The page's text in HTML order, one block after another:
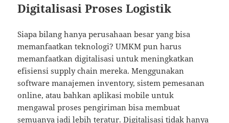
Digitalisasi Proses Logistik
Siapa bilang hanya perusahaan besar yang bisa
memanfaatkan teknologi? UMKM pun harus
memanfaatkan digitalisasi untuk meningkatkan
efisiensi supply chain mereka. Menggunakan
software manajemen inventory, sistem pemesanan
online, atau bahkan aplikasi mobile untuk
mengawal proses pengiriman bisa membuat
semuanya jadi lebih teratur. Digitalisasi tidak hanya